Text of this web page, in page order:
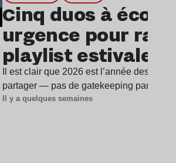
Cinq duos à
urgence pour
playlist estivale
Il est clair que 2026 est l’année des
partager — pas de gatekeeping par ici
Il y a quelques semaines